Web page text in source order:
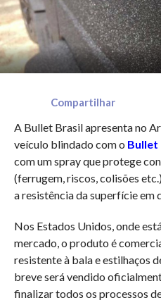
Compartilhar
A Bullet Brasil apresenta no
veículo blindado com o Bullet
com um spray que protege
(ferrugem, riscos, colisões
a resistência da superfície em
Nos Estados Unidos, onde
mercado, o produto é
resistente à bala e estilhaços
breve será vendido
finalizar todos os processos